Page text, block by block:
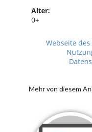
Alter:
0+
Webseite
Mehr von diesem